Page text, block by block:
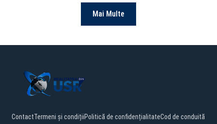
Mai Multe
ContactTermeni și condițiiPolitică de confidențialitateCod de conduită